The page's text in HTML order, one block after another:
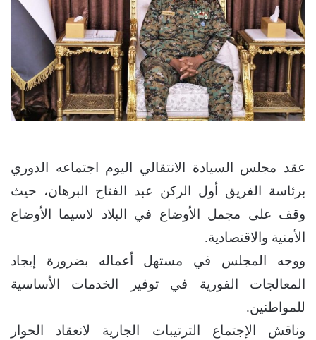
عقد مجلس السيادة الانتقالي اليوم اجتماعه الدوري
برئاسة الفريق أول الركن عبد الفتاح البرهان، حيث
وقف على مجمل الأوضاع في البلاد لاسيما الأوضاع
الأمنية والاقتصادية.
ووجه المجلس في مستهل أعماله بضرورة إيجاد
المعالجات الفورية في توفير الخدمات الأساسية
للمواطنين.
وناقش الإجتماع الترتيبات الجارية لانعقاد الحوار